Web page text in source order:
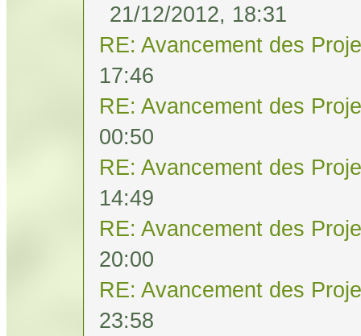
21/12/2012, 18:31
RE: Avancement des
17:46
RE: Avancement des
00:50
RE: Avancement des
14:49
RE: Avancement des
20:00
RE: Avancement des
23:58